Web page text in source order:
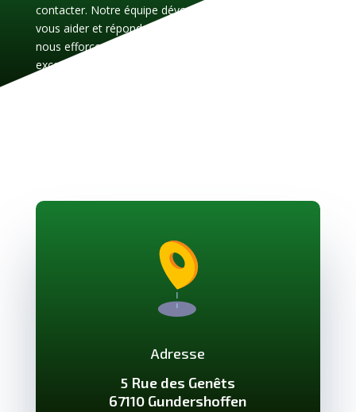
contacter. Notre équipe dévouée est là pour
vous aider et répondre à vos besoins. Nous
nous efforçons de fournir un service clientèle
exceptionnel et nous sommes impatients de
Adresse
5 Rue des Genêts
67110 Gundershoffen